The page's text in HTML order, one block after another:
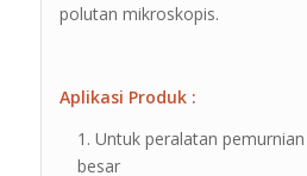
polutan mikroskopis.
Aplikasi Produk :
Untuk peralatan
besar